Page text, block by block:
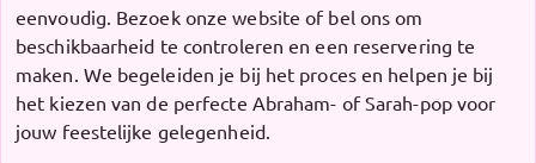
eenvoudig. Bezoek onze website of bel ons om
beschikbaarheid te controleren en een reservering te
maken. We begeleiden je bij het proces en helpen je bij
het kiezen van de perfecte Abraham- of Sarah-pop voor
jouw feestelijke gelegenheid.